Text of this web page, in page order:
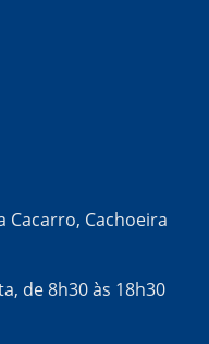
Cacarro, Cachoeira
de 8h30 às 18h30